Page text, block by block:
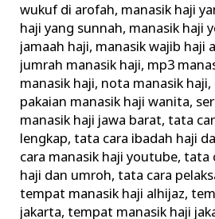
wukuf di arofah, manasik haji
haji yang sunnah, manasik haji
jamaah haji, manasik wajib haji
jumrah manasik haji, mp3
manasik haji, nota manasik haji,
pakaian manasik haji wanita,
manasik haji jawa barat,tata
lengkap,tata cara ibadah haji
cara manasik haji youtube,tata
haji dan umroh,tata cara
tempat manasik haji alhijaz,
jakarta,tempat manasik haji